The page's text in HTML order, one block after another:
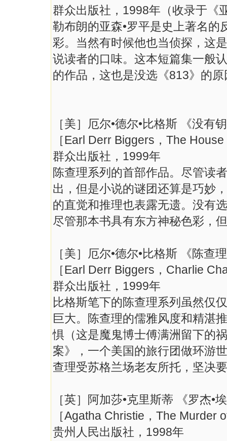
群众出版社，1998年（收录于《
勒布朗的亚森•罗平是史上著名
彩。当然有时候他也当侦探，这
说读者的口味。这本短篇集一般
的作品，这也是没选《813》的原
［美］厄尔•德尔•比格斯 《没有
［Earl Derr Biggers，The
群众出版社，1999年
陈查理系列的首部作品。尽管读
出，但是小说的谜团还算是巧妙
的直觉和推理也表露无遗。没有
尽管那本书具有东方神秘色彩，
［美］厄尔•德尔•比格斯 《陈查
［Earl Derr Biggers，Charlie
群众出版社，1999年
比格斯笔下的陈查理系列虽然仅
巨大。陈查理的儒雅风度和精湛
惧（这是魔鬼博士傅满洲留下的
案》，一个美国的旅行团做环游
查理受苏格兰场老友所托，坚决
［英］阿加莎•克里斯蒂 《罗杰•
［Agatha Christie，The Murder
贵州人民出版社，1998年